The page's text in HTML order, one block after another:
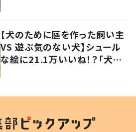
【犬のために庭を作った飼い主
VS 遊ぶ気のない犬】シュール
な絵に21.1万いいね！？「犬の